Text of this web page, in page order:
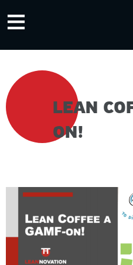
≡
LEAN
ON!